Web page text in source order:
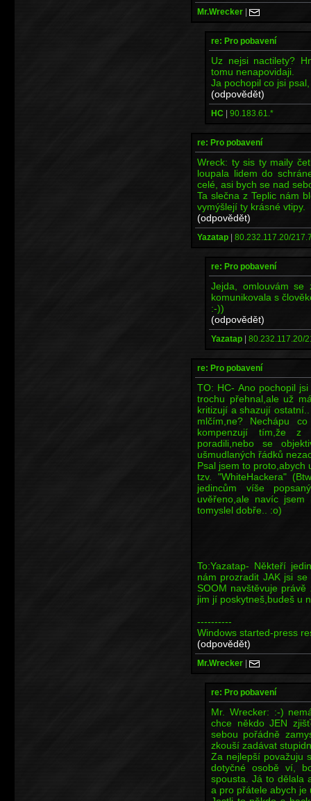
Mr.Wrecker |
re: Pro pobavení
Uz nejsi nactilety?
tomu nenapovidaji.
Ja pochopil co jsi
(odpovědět)
HC | 90.183.61.*
re: Pro pobavení
Wreck: ty sis ty maily
loupala lidem do
celé, asi bych se nad
Ta slečna z Teplic nám
vymýšlejí ty krásné vtipy.
(odpovědět)
Yazatap | 80.232.117.20/
re: Pro pobavení
Jejda, omlouvám se
komunikovala s
:-))
(odpovědět)
Yazatap | 80.232.117.20/
re: Pro pobavení
TO: HC- Ano pochopil
trochu přehnal,ale už
kritizují a shazují
mlčím,ne? Nechápu
kompenzují tím,že z
poradili,nebo se
ušmudlaných řádků
Psal jsem to proto,abych
tzv. "WhiteHackera"
jedincům víše
uvěřeno,ale navíc
tomyslel dobře.. :o)
To:Yazatap- Někteří
nám prozradit JAK jsi
SOOM navštěvuje
jim jí poskytneš,budeš u
----------
Windows started-press
(odpovědět)
Mr.Wrecker |
re: Pro pobavení
Mr. Wrecker: :-)
chce někdo JEN
sebou pořádně
zkouší zadávat
Za nejlepší považuju
dotyčné osobě ví,
spousta. Já to dělala
a pro přátele abych je